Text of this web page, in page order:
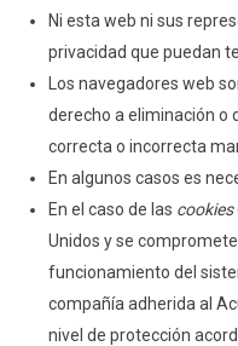
Ni esta web ni sus
privacidad que puedan
Los navegadores web
derecho a eliminación o
correcta o incorrecta
En algunos casos es
En el caso de las cookies
Unidos y se
funcionamiento del
compañía adherida al
nivel de protección